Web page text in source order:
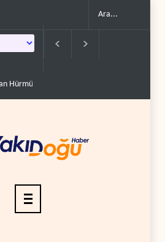
Hürmüz Boğazı için geçiş..